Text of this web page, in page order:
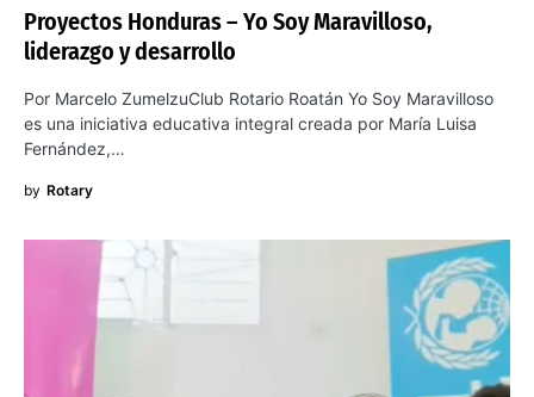
Proyectos Honduras – Yo Soy Maravilloso,
liderazgo y desarrollo
Por Marcelo ZumelzuClub Rotario Roatán Yo Soy Maravilloso
es una iniciativa educativa integral creada por María Luisa
Fernández,…
by Rotary